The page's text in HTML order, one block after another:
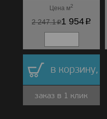
Цена м2
2 247.1p1 954p
в корзину,
заказ в 1 клик